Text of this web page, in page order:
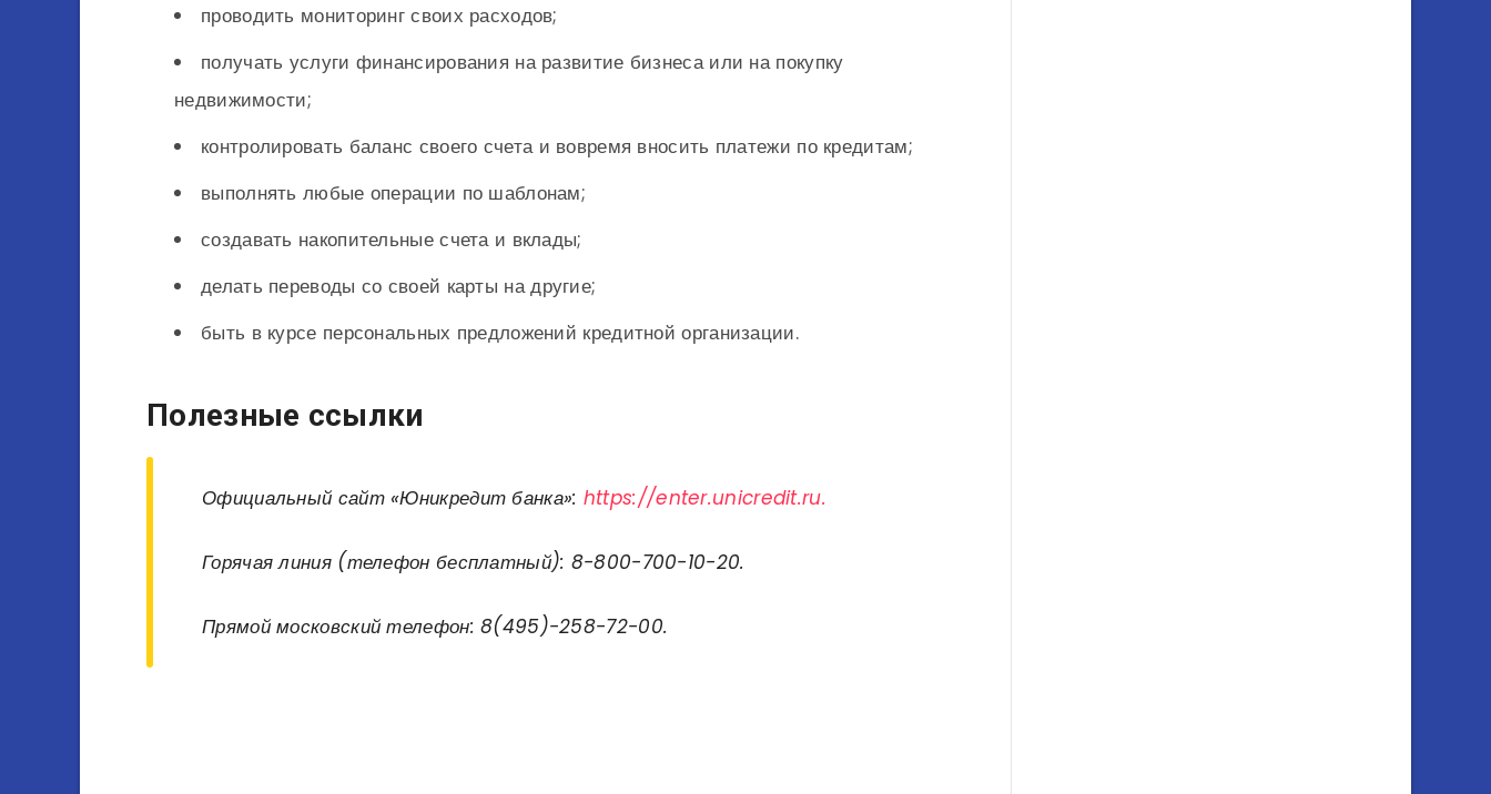
проводить мониторинг своих расходов;
получать услуги финансирования на развитие бизнеса или на покупку
недвижимости;
контролировать баланс своего счета и вовремя вносить платежи по кредитам;
выполнять любые операции по шаблонам;
создавать накопительные счета и вклады;
делать переводы со своей карты на другие;
быть в курсе персональных предложений кредитной организации.
Полезные ссылки
Официальный сайт «Юникредит банка»: https://enter.unicredit.ru.
Горячая линия (телефон бесплатный): 8-800-700-10-20.
Прямой московский телефон: 8(495)-258-72-00.